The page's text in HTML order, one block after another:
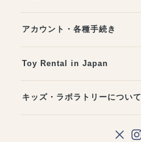
アカウント・各種手続き
Toy Rental in Japan
キッズ・ラボラトリーについて